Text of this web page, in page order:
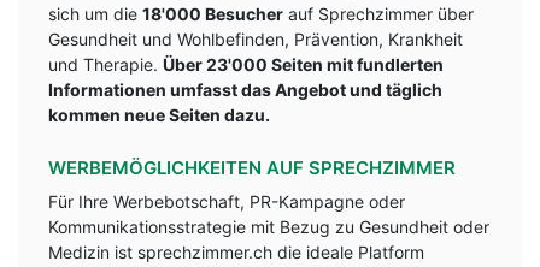
sich um die 18'000 Besucher auf Sprechzimmer über
Gesundheit und Wohlbefinden, Prävention, Krankheit
und Therapie. Über 23'000 Seiten mit fundlerten
Informationen umfasst das Angebot und täglich
kommen neue Seiten dazu.
WERBEMÖGLICHKEITEN AUF SPRECHZIMMER
Für Ihre Werbebotschaft, PR-Kampagne oder
Kommunikationsstrategie mit Bezug zu Gesundheit oder
Medizin ist sprechzimmer.ch die ideale Platform